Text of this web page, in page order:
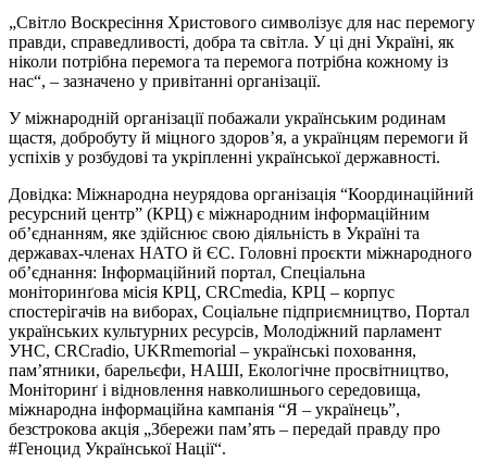
„Світло Воскресіння Христового символізує для нас перемогу
правди, справедливості, добра та світла. У ці дні Україні, як
ніколи потрібна перемога та перемога потрібна кожному із
нас“, – зазначено у привітанні організації.
У міжнародній організації побажали українським родинам
щастя, добробуту й міцного здоров’я, а українцям перемоги й
успіхів у розбудові та укріпленні української державності.
Довідка: Міжнародна неурядова організація “Координаційний
ресурсний центр” (КРЦ) є міжнародним інформаційним
об’єднанням, яке здійснює свою діяльність в Україні та
державах-членах НАТО й ЄС. Головні проєкти міжнародного
об’єднання: Інформаційний портал, Спеціальна
моніторинґова місія КРЦ, CRCmedia, КРЦ – корпус
спостерігачів на виборах, Соціальне підприємництво, Портал
українських культурних ресурсів, Молодіжний парламент
УНС, CRCradio, UKRmemorial – українські поховання,
пам’ятники, барельєфи, НАШІ, Екологічне просвітництво,
Моніторинґ і відновлення навколишнього середовища,
міжнародна інформаційна кампанія “Я – українець”,
безстрокова акція „Збережи пам’ять – передай правду про
#Геноцид Української Нації“.